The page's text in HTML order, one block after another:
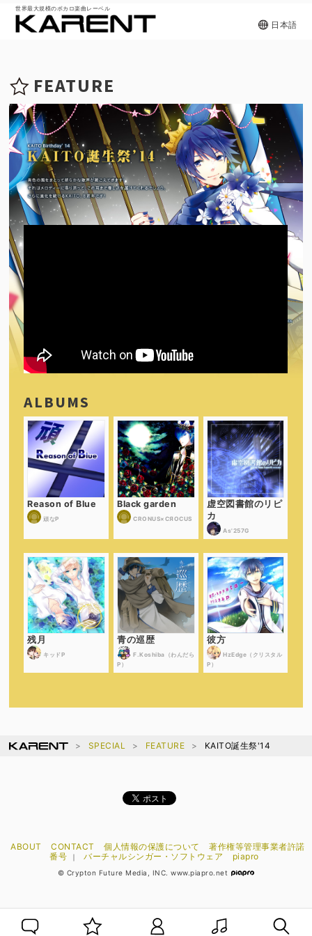
世界最大規模のボカロ楽曲レーベル
日本語
FEATURE
ALBUMS
Reason of Blue
頑なP
Black garden
CRONUS×CЯOCUS
虚空図書館のリピ
カ
As'257G
残月
キッドP
青の巡歴
F.Koshiba（わんだら
P）
彼方
HzEdge（クリスタル
P）
SPECIAL FEATURE KAITO誕生祭'14
ABOUT CONTACT 個人情報の保護について
著作権等管理事業者許諾
番号
｜ バーチャルシンガー・ソフトウェア piapro
© Crypton Future Media, INC. www.piapro.net